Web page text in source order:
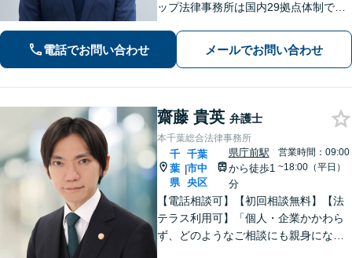
ップ法律事務所は国内29拠点体制で全
対応(法律相談は完全予約制)】各分野で
専門性の高い弁護士が寄り添い解決を
電話でお問い合わせ メールでお問い合わせ
齋藤 貴英 弁護士
本千葉総合法律事務所
千
葉
県
|
千葉
市中
央区
県庁前駅
から徒歩1
分
営業時間：09:00
~18:00（平日）
【電話相談可】【初回相談無料】【法
テラス利用可】「個人・企業かかわら
ず、どのようなご相談にも親身になっ